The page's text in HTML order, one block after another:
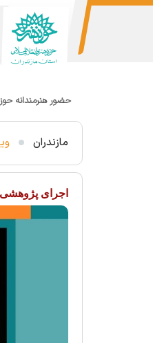
حضور هنرمندانه
مازندران
اجرای